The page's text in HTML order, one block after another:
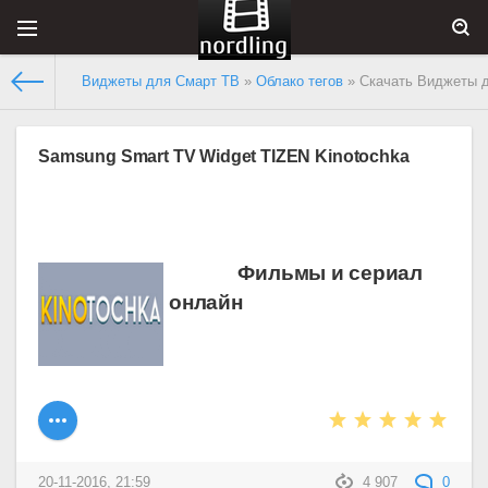
Виджеты для Смарт ТВ » Облако тегов » Скачать Виджеты
Samsung Smart TV Widget TIZEN Kinotochka
Фильмы и сериал
онлайн
4 907 0
20-11-2016, 21:59